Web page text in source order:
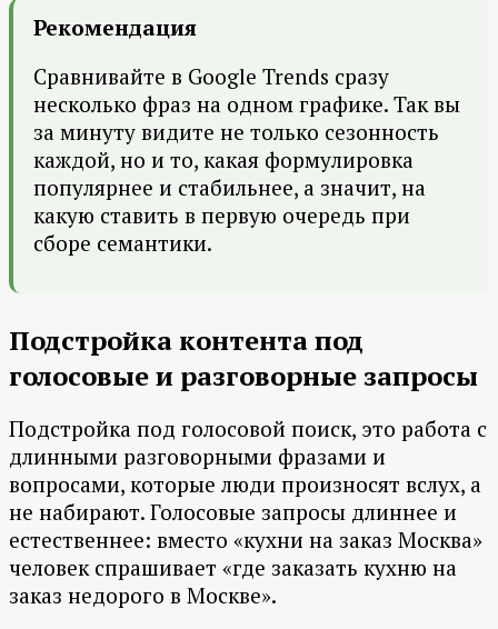
Рекомендация
Сравнивайте в Google Trends сразу
несколько фраз на одном графике. Так вы
за минуту видите не только сезонность
каждой, но и то, какая формулировка
популярнее и стабильнее, а значит, на
какую ставить в первую очередь при
сборе семантики.
Подстройка контента под
голосовые и разговорные запросы
Подстройка под голосовой поиск, это работа с
длинными разговорными фразами и
вопросами, которые люди произносят вслух, а
не набирают. Голосовые запросы длиннее и
естественнее: вместо «кухни на заказ Москва»
человек спрашивает «где заказать кухню на
заказ недорого в Москве».